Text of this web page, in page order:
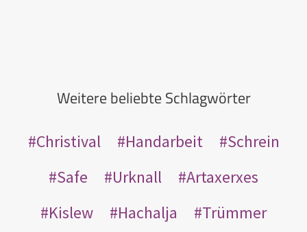
Weitere beliebte Schlagwörter
Christival Handarbeit
Schrein
Safe
Urknall
Artaxerxes
Kislew
Hachalja
Trümmer